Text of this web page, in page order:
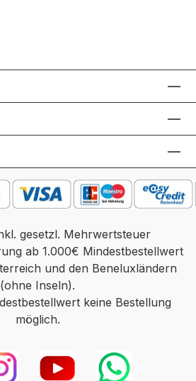
gesetzl. Mehrwertsteuer
ab 1.000€ Mindestbestellwert
und den Beneluxländern
(ohne Inseln).
keine Bestellung
möglich.